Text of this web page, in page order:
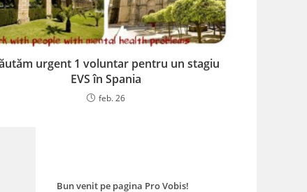
urgent 1 voluntar pentru un stagiu
EVS în Spania
feb. 26
Bun venit pe pagina Pro Vobis!